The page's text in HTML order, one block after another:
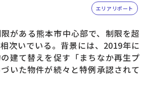
エリアリポート
がある熊本市中心部で、制限を超
次いでいる。背景には、2019年に
建て替えを促す「まちなか再生プ
いた物件が続々と特例承認されて